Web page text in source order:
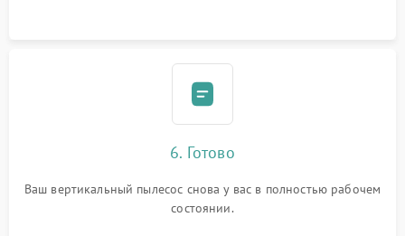
6. Готово
Ваш вертикальный пылесос снова у вас в полностью рабочем
состоянии.